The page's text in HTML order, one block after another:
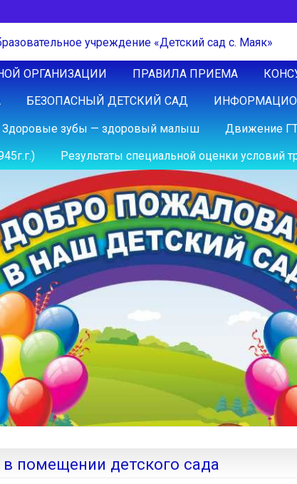
ОРГАНИЗАЦИИ ПРАВИЛА ПРИЕМА
БЕЗОПАСНЫЙ ДЕТСКИЙ САД
Здоровые зубы — здоровый малыш Движение
Результаты специальной оценки условий
помещении детского сада